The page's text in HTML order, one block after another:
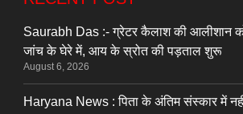
Saurabh Das :- ग्रेटर कैलाश की आलीशान
जांच के घेरे में, आय के स्रोत की पड़ताल शुरू
August 6, 2026
Haryana News : पिता के अंतिम संस्कार में